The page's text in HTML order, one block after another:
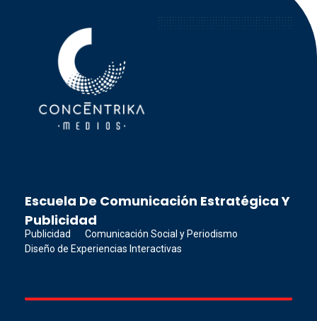
Escuela De Comunicación Estratégica Y
Publicidad
Publicidad
Comunicación Social y Periodismo
Diseño de Experiencias Interactivas